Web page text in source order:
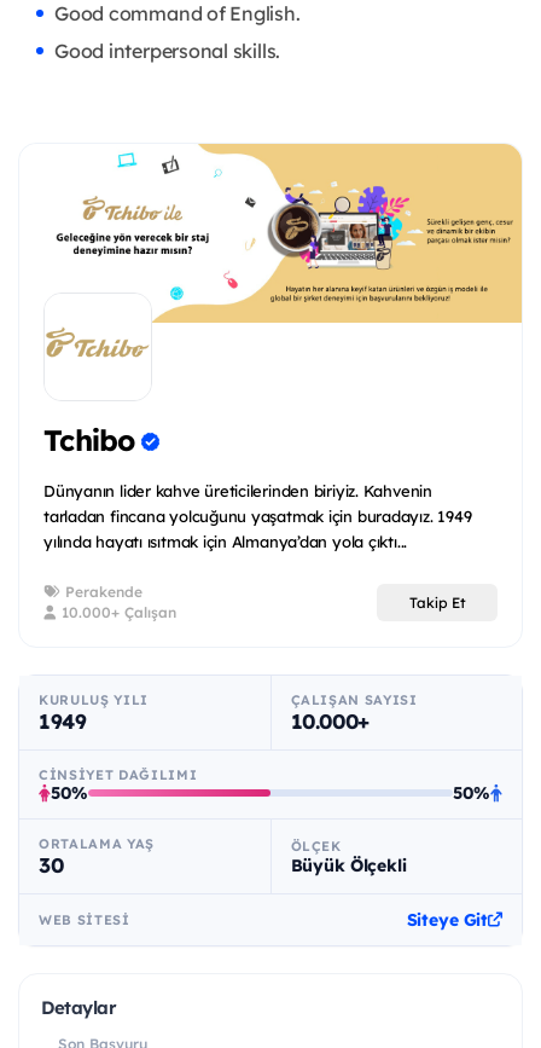
Good command of English.
Good interpersonal skills.
Tchibo
Dünyanın lider kahve üreticilerinden biriyiz. Kahvenin
tarladan fincana yolcuğunu yaşatmak için buradayız. 1949
yılında hayatı ısıtmak için Almanya’dan yola çıktı...
Perakende
10.000+ Çalışan
Takip Et
KURULUŞ YILI
1949
ÇALIŞAN SAYISI
10.000+
CINSIYET DAĞILIMI
50% 50%
ORTALAMA YAŞ
30
ÖLÇEK
Büyük Ölçekli
WEB SITESI Siteye Git
Detaylar
Son Başvuru